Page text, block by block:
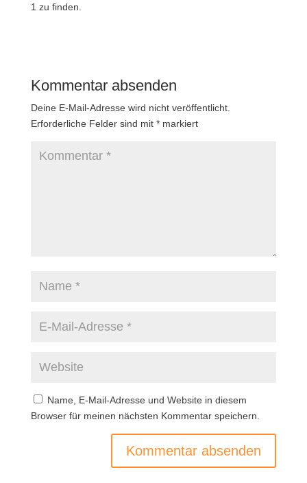
1 zu finden.
Kommentar absenden
Deine E-Mail-Adresse wird nicht veröffentlicht.
Erforderliche Felder sind mit *markiert
Name, E-Mail-Adresse und Website in diesem
Browser für meinen nächsten Kommentar speichern.